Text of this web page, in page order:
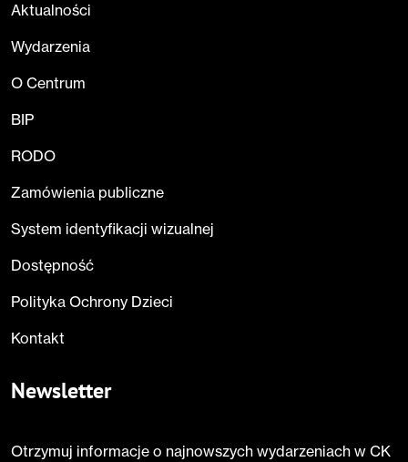
Aktualności
Wydarzenia
O Centrum
BIP
RODO
Zamówienia publiczne
System identyfikacji wizualnej
Dostępność
Polityka Ochrony Dzieci
Kontakt
Newsletter
Otrzymuj informacje o najnowszych wydarzeniach w CK